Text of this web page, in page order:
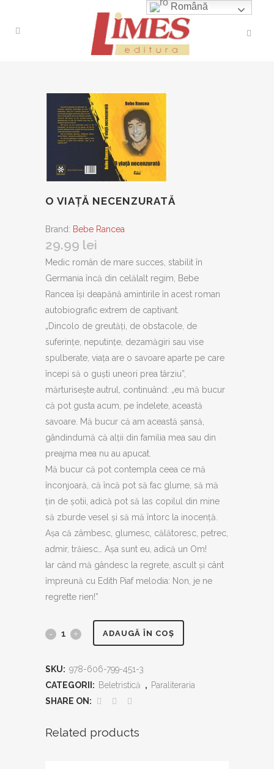
O VIAȚĂ NECENZURATĂ
Brand: Bebe Rancea
29.99 lei
Medic român de mare succes, stabilit în
Germania încă din celălalt regim, Bebe
Rancea își deapănă amintirile în acest roman
autobiografic extrem de captivant.
„Dincolo de greutăți, de obstacole, de
suferințe, neputințe, dezamăgiri sau vise
spulberate, viața are o savoare aparte pe care
începi să o guști uneori prea târziu”,
mărturisește autrul, continuând: „eu mă bucur
că pot gusta acum, pe îndelete, această
savoare. Mă bucur că am această șansă,
gândindumă că alții din familia mea sau din
preajma mea nu au apucat.
Mă bucur că pot contempla ceea ce mă
înconjoară, că încă pot să fac glume, să mă
țin de șotii, adică pot să las copilul din mine
să zburde vesel și să mă întorc la inocență.
Așa că zâmbesc, glumesc, călătoresc, petrec,
admir, trăiesc… Așa sunt eu, adică un Om!
Iar când mă gândesc la regrete, ascult și cânt
împreună cu Edith Piaf melodia: Non, je ne
regrette rien!”
O
quantity
ADAUGĂ ÎN COȘ
SKU: 978-606-799-451-3
CATEGORII: Beletristică , Paraliteraria
SHARE ON:
Related products
Română